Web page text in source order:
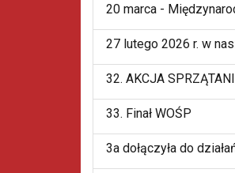
20 marca -
27 lutego 2026 r. w
32. AKCJA
33. Finał WOŚP
3a dołączyła do